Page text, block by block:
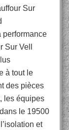
Sur
performance
Sur Vell
à tout le
des pièces
les équipes
le 19500
et